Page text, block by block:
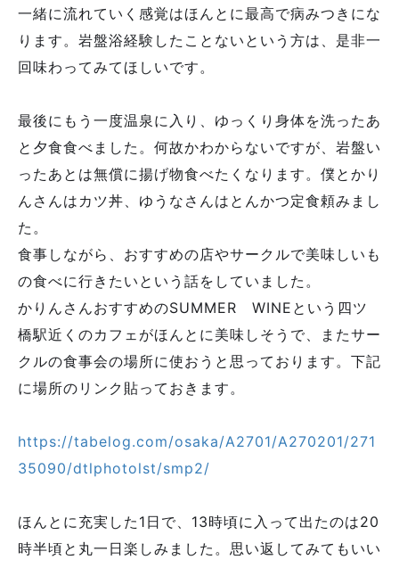
一緒に流れていく感覚はほんとに最高で病みつきにな
ります。岩盤浴経験したことないという方は、是非一
回味わってみてほしいです。
最後にもう一度温泉に入り、ゆっくり身体を洗ったあ
と夕食食べました。何故かわからないですが、岩盤い
ったあとは無償に揚げ物食べたくなります。僕とかり
んさんはカツ丼、ゆうなさんはとんかつ定食頼みまし
た。
食事しながら、おすすめの店やサークルで美味しいも
の食べに行きたいという話をしていました。
かりんさんおすすめのSUMMER WINEという四ツ
橋駅近くのカフェがほんとに美味しそうで、またサー
クルの食事会の場所に使おうと思っております。下記
に場所のリンク貼っておきます。
https://tabelog.com/osaka/A2701/A270201/271
35090/dtlphotolst/smp2/
ほんとに充実した1日で、13時頃に入って出たのは20
時半頃と丸一日楽しみました。思い返してみてもいい